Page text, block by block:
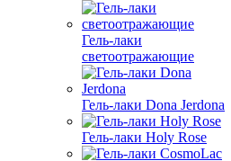
Гель-лаки
светоотражающие
Гель-лаки Dona Jerdona
Гель-лаки Holy Rose